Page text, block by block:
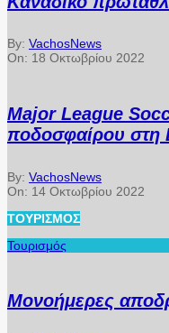
By: VachosNews
On: 18 Οκτωβρίου 2022
Major League
ποδοσφαίρου στη
By: VachosNews
On: 14 Οκτωβρίου 2022
ΤΟΥΡΙΣΜΌΣ
Τουρισμός
Μονοήμερες